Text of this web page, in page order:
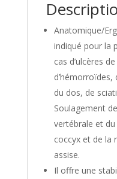
Anatomique/
indiqué pour la
cas d’ulcères
d’hémorroïdes,
du dos, de
Soulagement
vertébrale et
coccyx et de la
assise.
Il offre une